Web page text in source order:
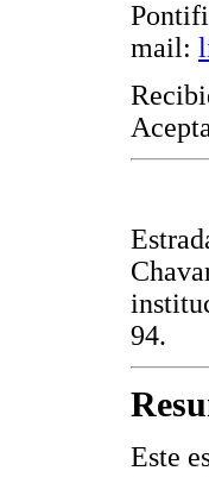
mail:
94.
Este